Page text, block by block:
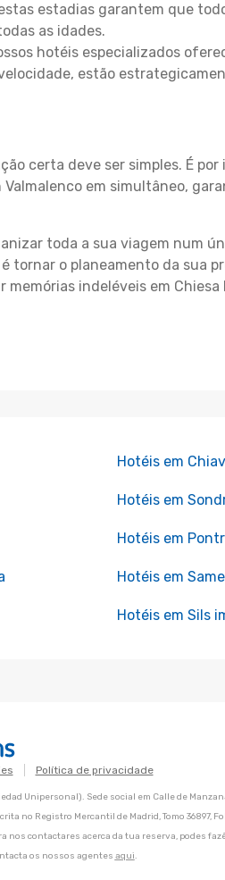
estadias garantem que
as idades.
hotéis especializados
estão
certa deve ser simples. É por
em simultâneo,
toda a sua viagem num
tornar o planeamento da sua
indeléveis em Chiesa
Hotéis em
Hotéis em
Hotéis em
Hotéis em
Hotéis em Sils
Política de privacidade
Unipersonal). Sede social em Calle de
no Registro Mercantil de Madrid, Tomo 36897,
nos contactares acerca da tua reserva, podes
os nossos agentes aqui.